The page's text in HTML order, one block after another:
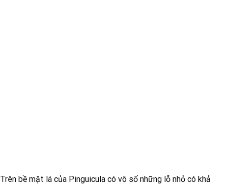
Trên bề mặt lá của Pinguicula có vô số những lỗ nhỏ có khả